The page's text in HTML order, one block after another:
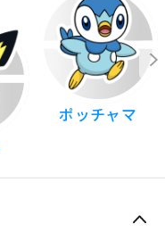
ポッチャマ